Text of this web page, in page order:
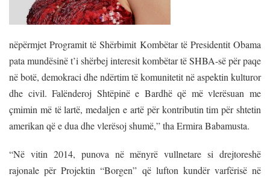
nëpërmjet Programit të Shërbimit Kombëtar të Presidentit Obama
pata mundësinë t’i shërbej interesit kombëtar të SHBA-së për paqe
në botë, demokraci dhe ndërtim të komunitetit në aspektin kulturor
dhe civil. Falënderoj Shtëpinë e Bardhë që më vlerësuan me
çmimin më të lartë, medaljen e artë për kontributin tim për shtetin
amerikan që e dua dhe vlerësoj shumë,” tha Ermira Babamusta.
“Në vitin 2014, punova në mënyrë vullnetare si drejtoreshë
rajonale për Projektin “Borgen” që lufton kundër varfërisë në